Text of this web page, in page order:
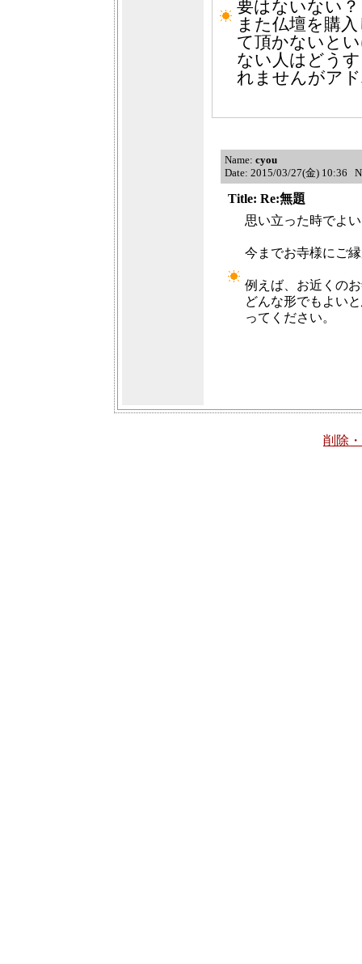
要はないない？
また仏壇を購
て頂かないと
ない人はどう
れませんがア
Name: cyou
Date: 2015/03/27(金) 10:36
Title: Re:無題
思い立った時でよ
今までお寺様にご
例えば、お近くの
どんな形でもよい
ってください。
削除